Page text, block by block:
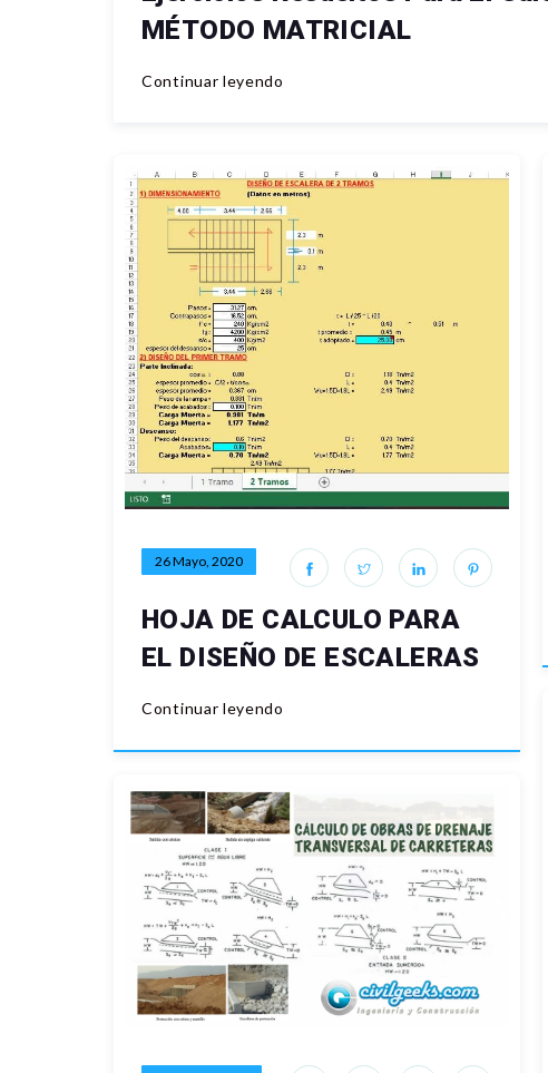
MÉTODO MATRICIAL
Continuar leyendo
26 Mayo, 2020
HOJA DE CALCULO PARA
EL DISEÑO DE ESCALERAS
Continuar leyendo